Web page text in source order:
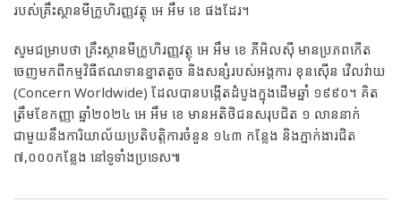
របស់គ្រឹះស្ថានមីក្រូហិរញ្ញវត្ថុ អេ អឹម ខេ ផងដែរ។
សូមជម្រាបថា គ្រឹះស្ថានមីក្រូហិរញ្ញវត្ថុ អេ អឹម ខេ ភីអិលស៊ី មានប្រភពកើត
ចេញមកពីកម្មវិធីឥណទានខ្នាតតូច និងសន្សំរបស់អង្គការ ខុនស៊ើន វើលវ៉ាយ
(Concern Worldwide)​ ដែលបានបង្កើតដំបូងក្នុងដើមឆ្នាំ ១៩៩០។​ គិត
ត្រឹមខែកញ្ញា ឆ្នាំ២០២៤ អេ អឹម ខេ មានអតិថិជនសរុបជិត ១ លាននាក់
ជាមួយនឹងការិយាល័យប្រតិបត្តិការចំនួន ១៤៣ កន្លែង និងភ្នាក់ងារជិត
៧,០០០កន្លែង នៅទូទាំងប្រទេស៕